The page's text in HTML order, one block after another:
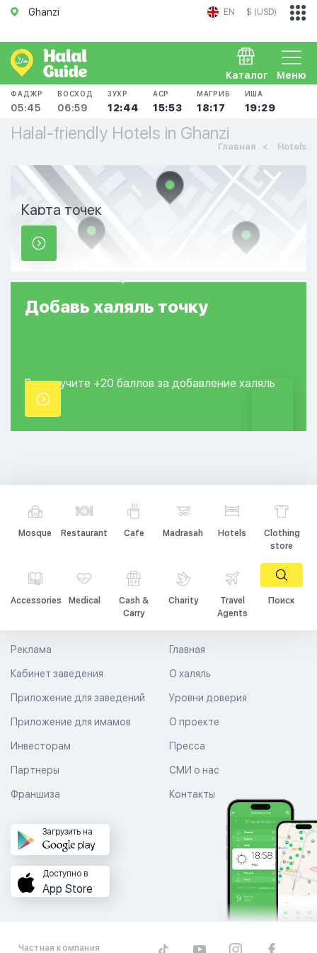
Ghanzi EN $ (USD)
Меню
Каталог
ФАДЖР
05:45
ВОСХОД
06:59
ЗУХР
12:44
АСР
15:53
МАГРИБ
18:17
ИША
19:29
Halal-friendly Hotels in Ghanzi
Главная Hotels
Карта точек
Добавь халяль точку
Вы получите +20 баллов за добавление халяль
точки.
Mosque Restaurant Cafe Madrasah Hotels
Clothing
store
Accessories Medical
Cash &
Carry
Charity
Travel
Agents
Поиск
Главная
О халяль
Уровни доверия
Реклама
Кабинет заведения
Приложение для заведений
Приложение для имамов О проекте
Пресса
СМИ о нас
Контакты
Инвесторам
Партнеры
Франшиза
Загрузить на
Доступно в
App Store
Частная компания